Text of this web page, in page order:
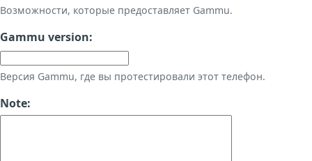
Возможности, которые предоставляет Gammu.
Gammu version:
Версия Gammu, где вы протестировали этот телефон.
Note: